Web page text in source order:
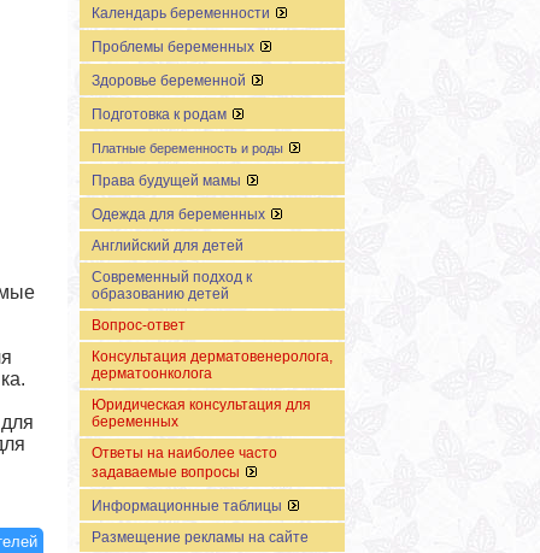
Календарь беременности
Проблемы беременных
Здоровье беременной
Подготовка к родам
Платные беременность и роды
Права будущей мамы
Одежда для беременных
Английский для детей
Современный подход к
образованию детей
Вопрос-ответ
Консультация дерматовенеролога,
дерматоонколога
Юридическая консультация для
беременных
Ответы на наиболее часто
задаваемые вопросы
Информационные таблицы
Размещение рекламы на сайте